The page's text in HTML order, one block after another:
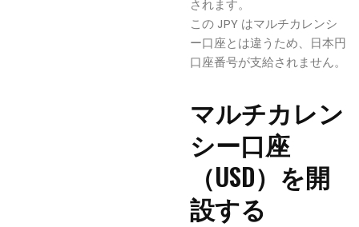
されます。
この JPY はマルチカレンシ
ー口座とは違うため、日本円
口座番号が支給されません。
マルチカレン
シー口座
（USD）を開
設する